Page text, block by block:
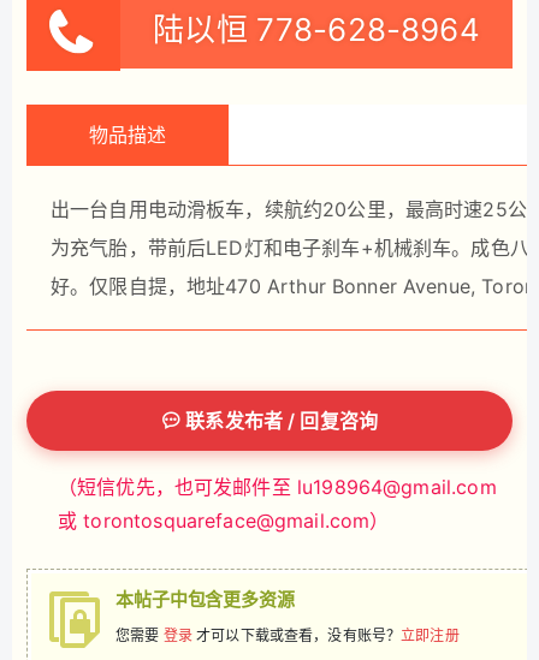
陆以恒 778-628-8964
物品描述
出一台自用电动滑板车，续航约20公里，最高时速25
为充气胎，带前后LED灯和电子刹车+机械刹车。成色
好。仅限自提，地址470 Arthur Bonner Avenue,
联系发布者 / 回复咨询
（短信优先，也可发邮件至 lu198964@gmail.com
或torontosquareface@gmail.com）
本帖子中包含更多资源
您需要 登录才可以下载或查看，没有账号？立即注册